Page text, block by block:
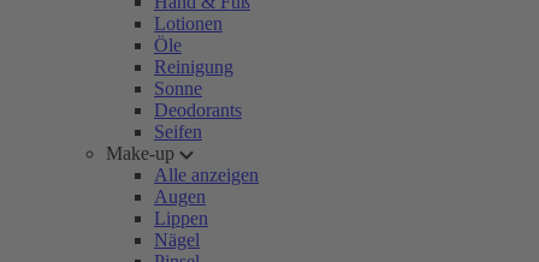
Lotionen
Öle
Reinigung
Sonne
Deodorants
Seifen
Make-up
Alle anzeigen
Augen
Lippen
Nägel